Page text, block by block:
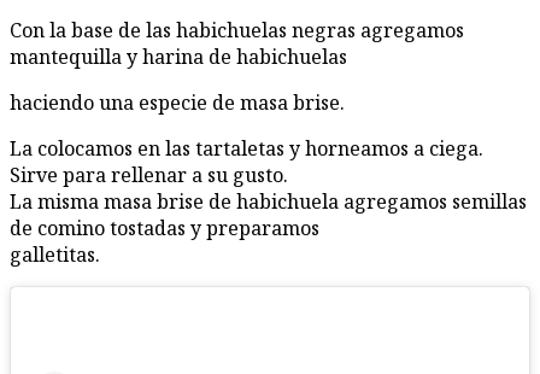
Con la base de las habichuelas negras agregamos
mantequilla y harina de habichuelas
haciendo una especie de masa brise.
La colocamos en las tartaletas y horneamos a ciega.
Sirve para rellenar a su gusto.
La misma masa brise de habichuela agregamos semillas
de comino tostadas y preparamos
galletitas.